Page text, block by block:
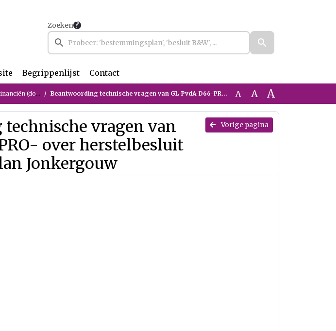
Zoeken
Begrippenlijst Contact
21 mei 2026) Beantwoording technische vragen van GL-PvdA-D66-PRO- over herstelbesluit bestemmingsplan Jonkergouw A A A
Vorige pagina
vragen van
over herstelbesluit
Jonkergouw